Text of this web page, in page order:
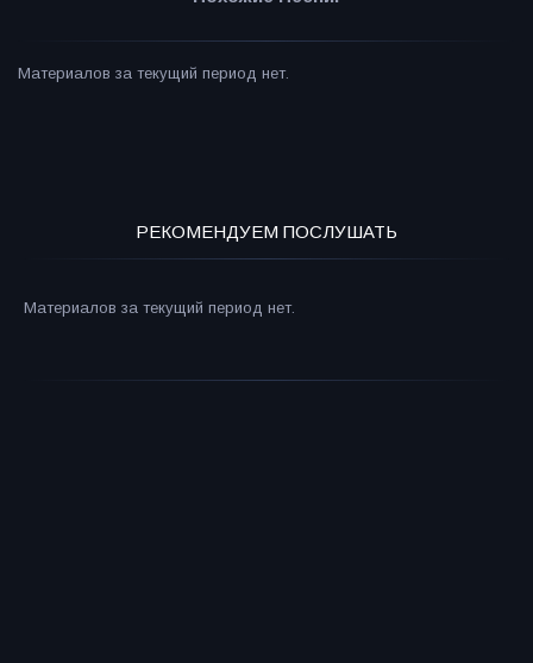
Материалов за текущий период нет.
РЕКОМЕНДУЕМ ПОСЛУШАТЬ
Материалов за текущий период нет.